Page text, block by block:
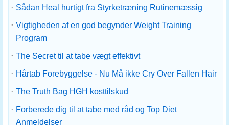
· Sådan Heal hurtigt fra Styrketræning Rutinemæssig
· Vigtigheden af ​​en god begynder Weight Training
Program
· The Secret til at tabe vægt effektivt
· Hårtab Forebyggelse - Nu Må ikke Cry Over Fallen Hair
· The Truth Bag HGH kosttilskud
· Forberede dig til at tabe med råd og Top Diet
Anmeldelser